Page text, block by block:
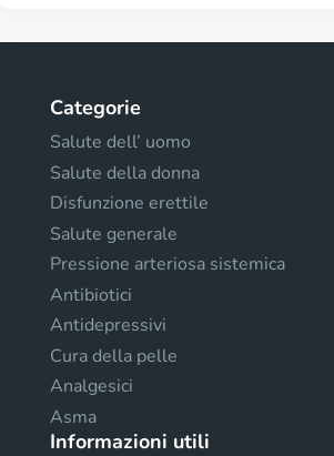
Categorie
Salute dell’ uomo
Salute della donna
Disfunzione erettile
Salute generale
Pressione arteriosa sistemica
Antibiotici
Antidepressivi
Cura della pelle
Analgesici
Asma
Informazioni utili